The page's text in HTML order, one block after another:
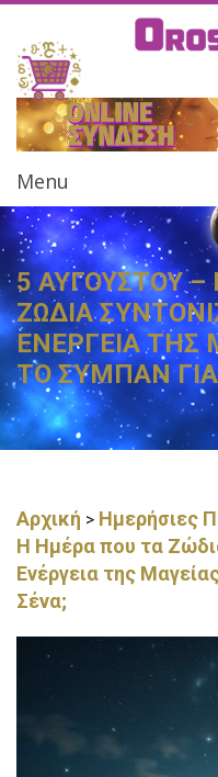
Menu
5 ΑΥΓΟΥΣΤΟΥ
ΖΩΔΙΑ
ΕΝΕΡΓΕΙΑ ΤΗΣ
ΤΟ ΣΥΜΠΑΝ
Αρχική > Ημερήσιες
Η Ημέρα που τα
Ενέργεια της
Σένα;